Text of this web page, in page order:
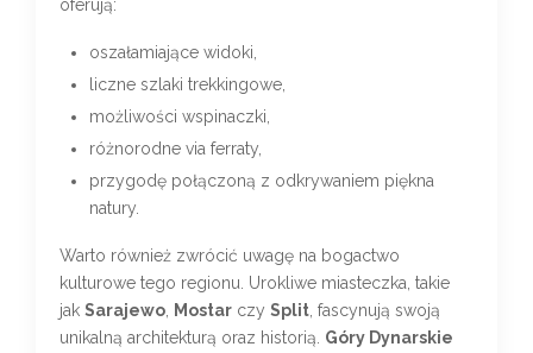
oferują:
oszałamiające widoki,
liczne szlaki trekkingowe,
możliwości wspinaczki,
różnorodne via ferraty,
przygodę połączoną z odkrywaniem piękna
natury.
Warto również zwrócić uwagę na bogactwo
kulturowe tego regionu. Urokliwe miasteczka, takie
jak Sarajewo Mostar czy Split , fascynują swoją
unikalną architekturą oraz historią. Góry Dynarskie